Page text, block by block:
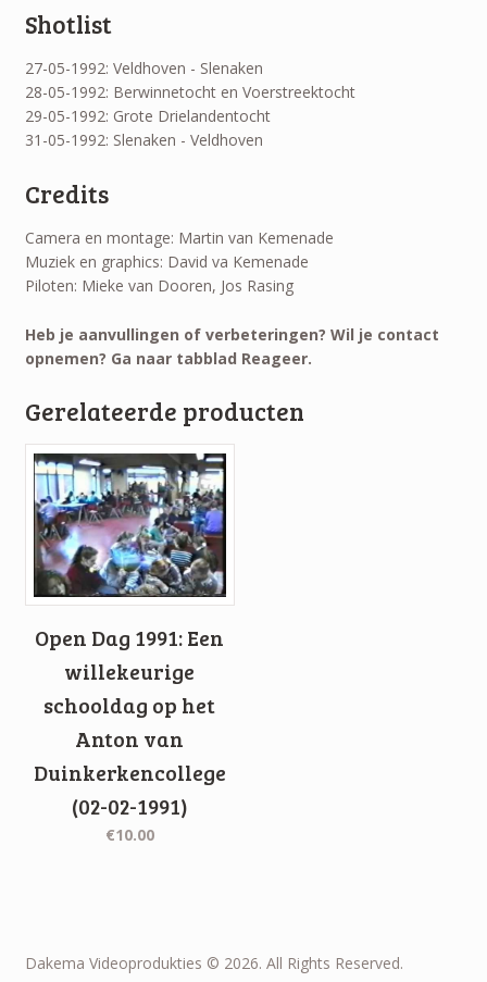
Shotlist
27-05-1992: Veldhoven - Slenaken
28-05-1992: Berwinnetocht en Voerstreektocht
29-05-1992: Grote Drielandentocht
31-05-1992: Slenaken - Veldhoven
Credits
Camera en montage: Martin van Kemenade
Muziek en graphics: David va Kemenade
Piloten: Mieke van Dooren, Jos Rasing
Heb je aanvullingen of verbeteringen? Wil je contact
opnemen? Ga naar tabblad Reageer.
Gerelateerde producten
Open Dag 1991: Een
willekeurige
schooldag op het
Anton van
Duinkerkencollege
(02-02-1991)
€10.00
Dakema Videoprodukties © 2026. All Rights Reserved.